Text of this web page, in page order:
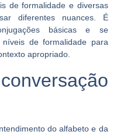
de formalidade e diversas
diferentes nuances. É
básicas e se
de formalidade para
apropriado.
do alfabeto e da